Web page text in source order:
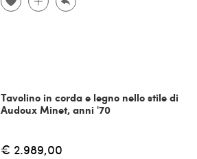
Tavolino in corda e legno nello stile di
Audoux Minet, anni '70
€ 2.989,00